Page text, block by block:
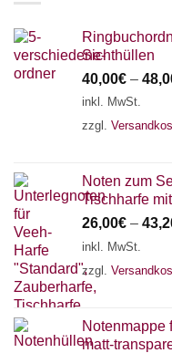
Sichthüllen
40,00€ –
inkl. MwSt.
zzgl.
Noten zum
Tischharfe
26,00€ –
inkl. MwSt.
zzgl.
Notenmappe
matt-